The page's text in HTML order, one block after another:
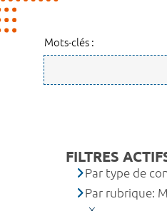
Mots-clés :
FILTRES
Par type de
Par rubrique: